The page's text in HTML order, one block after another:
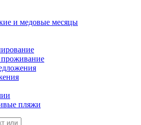
и медовые месяцы
проживание
пляжи